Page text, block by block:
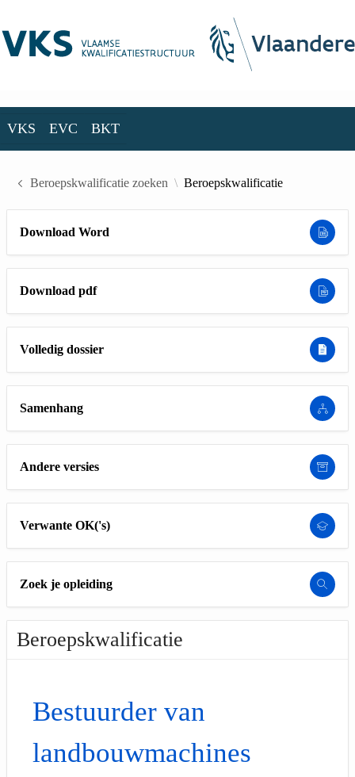
VKS EVC BKT
Beroepskwalificatie zoeken Beroepskwalificatie
Download Word
Download pdf
Volledig dossier
Samenhang
Andere versies
Verwante OK('s)
Zoek je opleiding
Beroepskwalificatie
Bestuurder van
landbouwmachines